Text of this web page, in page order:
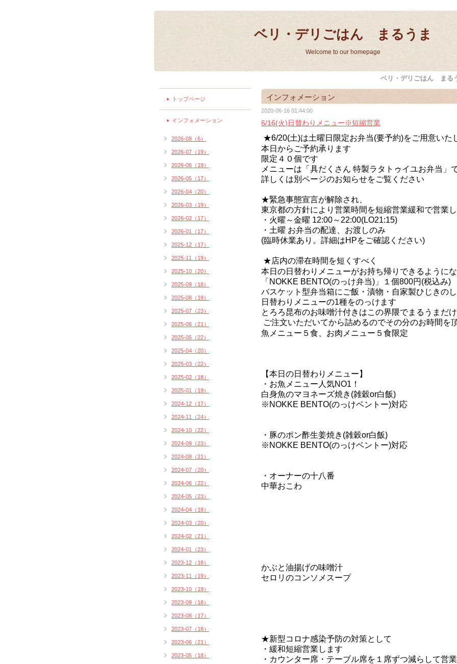
ベリ・デリごはん まるうま
Welcome to our homepage
ベリ・デリごはん まる
インフォメーション
2020-06-16 01:44:00
6/16(火)日替わりメニュー※短縮営業
★6/20(土)は土曜日限定お弁当(要予約)をご用意いた
本日からご予約承ります
限定４０個です
メニューは「具だくさん 特製ラタトゥイユお弁当」
詳しくは別ページのお知らせをご覧ください
★緊急事態宣言が解除され、
東京都の方針により 営業時間を短縮営業緩和で営業
・火曜～金曜 12:00～22:00(LO21:15)
・土曜 お弁当の配達、お渡しのみ
(臨時休業あり。詳細はHPをご確認ください)
★店内の滞在時間を短くすべく
本日の日替わりメニューがお持ち帰りできるように
「NOKKE BENTO(のっけ弁当)」１個800円(税込み)
バスケット型弁当箱にご飯・漬物・自家製ひじきの
日替わりメニューの1種をのっけます
とろろ昆布のお味噌汁付きはこの界隈でまるうまだ
ご注文いただいてから詰めるのでその分のお時間を
魚メニュー５食、お肉メニュー５食限定
【本日の日替わりメニュー】
・お魚メニュー人気NO1！
白身魚のマヨネーズ焼き(雑穀or白飯)
※NOKKE BENTO(のっけベントー)対応
・豚のポン酢生姜焼き (雑穀or白飯)
※NOKKE BENTO(のっけベントー)対応
・オーナーの十八番
中華おこわ
かぶと油揚げの味噌汁
セロリのコンソメ スープ
★新型コロナ感染予防の対策として
・緩和短縮営業します
・カウンター席・テーブル席を１席ずつ減らして営
トップページ
インフォメーション
2026-08（6）
2026-07（19）
2026-06（19）
2026-05（17）
2026-04（20）
2026-03（19）
2026-02（17）
2026-01（17）
2025-12（17）
2025-11（19）
2025-10（20）
2025-09（18）
2025-08（19）
2025-07（23）
2025-06（21）
2025-05（22）
2025-04（20）
2025-03（22）
2025-02（18）
2025-01（19）
2024-12（17）
2024-11（24）
2024-10（22）
2024-09（23）
2024-08（21）
2024-07（20）
2024-06（22）
2024-05（23）
2024-04（18）
2024-03（20）
2024-02（21）
2024-01（23）
2023-12（18）
2023-11（19）
2023-10（19）
2023-09（18）
2023-08（17）
2023-07（18）
2023-06（21）
2023-05（18）